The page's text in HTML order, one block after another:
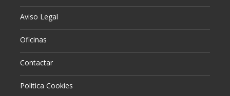
Aviso Legal
Oficinas
Contactar
Politica Cookies